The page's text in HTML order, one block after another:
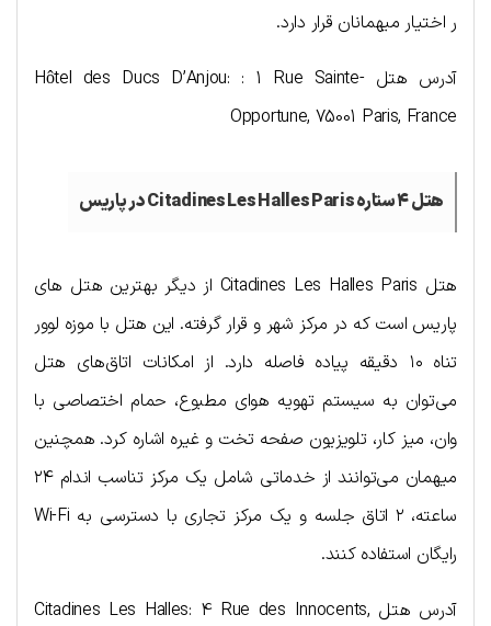
ر اختیار میهمانان قرار دارد.
آدرس هتل Hôtel des Ducs D’Anjou: : 1 Rue Sainte-
Opportune, 75001 Paris, France
هتل ۴ ستاره Citadines Les Halles Paris در پاریس
هتل Citadines Les Halles Paris از دیگر بهترین هتل های
پاریس است که در مرکز شهر و قرار گرفته. این هتل با موزه لوور
تناه ۱۰ دقیقه پیاده فاصله دارد. از امکانات اتاق‌های هتل
می‌توان به سیستم تهویه هوای مطبوع، حمام اختصاصی با
وان، میز کار، تلویزیون صفحه تخت و غیره اشاره کرد. همچنین
میهمان می‌توانند از خدماتی شامل یک مرکز تناسب اندام ۲۴
ساعته، ۲ اتاق جلسه و یک مرکز تجاری با دسترسی به Wi-Fi
رایگان استفاده کنند.
آدرس هتل Citadines Les Halles: 4 Rue des Innocents,